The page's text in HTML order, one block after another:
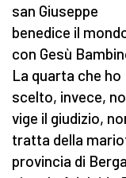
san Giuseppe
benedice il
con Gesù
La quarta che ho
scelto, invece,
vige il giudizio,
tratta della
provincia di